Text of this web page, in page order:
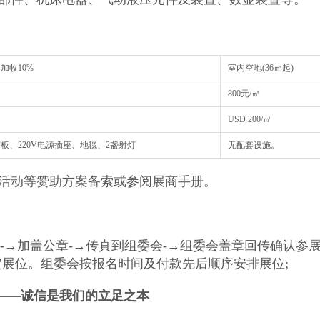
收10% 室内空地(36㎡起)
800元/㎡
USD 200/㎡
、220V电源插座、地毯、2盏射灯 无配套设施。 特
动等赞助方案备索或参阅展商手册。
→加盖公章-→传真到组委会-→组委会盖章回传确认参
位。组委会按报名时间及付款先后顺序安排展位;
—诚信是我们的立足之本